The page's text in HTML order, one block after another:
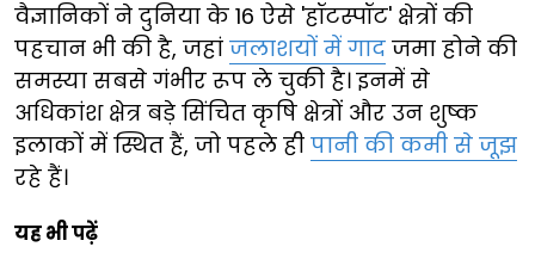
वैज्ञानिकों ने दुनिया के 16 ऐसे 'हॉटस्पॉट' क्षेत्रों की
पहचान भी की है, जहां जलाशयों में गाद जमा होने की
समस्या सबसे गंभीर रूप ले चुकी है। इनमें से
अधिकांश क्षेत्र बड़े सिंचित कृषि क्षेत्रों और उन शुष्क
इलाकों में स्थित हैं, जो पहले ही पानी की कमी से जूझ
रहे हैं।
यह भी पढ़ें